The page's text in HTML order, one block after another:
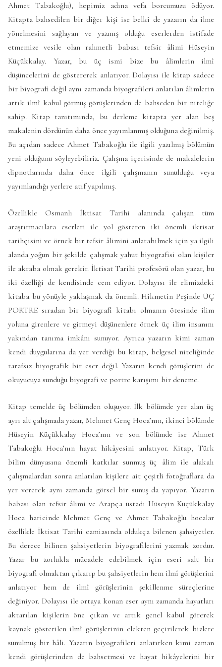
Ahmet Tabakoğlu), hepimiz adına vefa borcumuzu ödüyor.
Kitapta bahsedilen bir diğer kişi ise belki de yazarın da ilme
yönelmesini sağlayan ve yazmış olduğu eserlerden istifade
etmemize vesile olan rahmetli babası tefsir âlimi Hüseyin
Küçükkalay. Yazar, bu üç ismi bize bu âlimlerin ilmî
düşüncelerini de göstererek anlatıyor. Dolayısı ile kitap sadece
bir biyografi değil aynı zamanda biyografileri anlatılan âlimlerin
artık ilmî kabul görmüş görüşlerinden de bahseden bir niteliğe
sahip. Kitap tanıtımında, bu derleme kitapta yer alan beş
makalenin dördünün daha önce yayımlanmış olduğuna değinilmiş.
Bu açıdan sadece Ahmet Tabakoğlu ile ilgili yazılmış bölümün
yeni olduğunu söyleyebiliriz. Çalışma içerisinde de makalelerin
dipnotlarında daha önce ilgili çalışmanın sunulduğu veya
yayımlandığı yerlere atıf yapılmış.
Özellikle Osmanlı İktisat Tarihi alanında çalışan tüm
araştırmacılara eserleri ile yol gösteren iki önemli iktisat
tarihçisini ve örnek bir tefsir âlimini anlatabilmek için ya ilgili
alanda yoğun bir şekilde çalışmak yahut biyografisi olan kişiler
ile akraba olmak gerekir. İktisat Tarihi profesörü olan yazar, bu
iki özelliği de kendisinde cem ediyor. Dolayısı ile elimizdeki
kitaba bu yönüyle yaklaşmak da önemli. Hikmetin Peşinde ÜÇ
PORTRE sıradan bir biyografi kitabı olmanın ötesinde ilim
yoluna girenlere ve girmeyi düşünenlere örnek üç ilim insanını
yakından tanıma imkânı sunuyor. Ayrıca yazarın kimi zaman
kendi duygularına da yer verdiği bu kitap, belgesel niteliğinde
tarafsız biyografik bir eser değil. Yazarın kendi görüşlerini de
okuyucuya sunduğu biyografi ve portre karışımı bir deneme.
Kitap temelde üç bölümden oluşuyor. İlk bölümde yer alan üç
ayrı alt çalışmada yazar, Mehmet Genç Hoca’nın, ikinci bölümde
Hüseyin Küçükkalay Hoca’nın ve son bölümde ise Ahmet
Tabakoğlu Hoca’nın hayat hikâyesini anlatıyor. Kitap, Türk
bilim dünyasına önemli katkılar sunmuş üç âlim ile alakalı
çalışmalardan sonra anlatılan kişilere ait çeşitli fotoğraflara da
yer vererek aynı zamanda görsel bir sunuş da yapıyor. Yazarın
babası olan tefsir âlimi ve Arapça üstadı Hüseyin Küçükkalay
Hoca haricinde Mehmet Genç ve Ahmet Tabakoğlu hocalar
özellikle İktisat Tarihi camiasında oldukça bilenen şahsiyetler.
Bu derece bilinen şahsiyetlerin biyografilerini yazmak zordur.
Yazar bu zorlukla mücadele edebilmek için eseri salt bir
biyografi olmaktan çıkarıp bu şahsiyetlerin hem ilmî görüşlerini
anlatıyor hem de ilmî görüşlerinin şekillenme süreçlerine
değiniyor. Dolayısı ile ortaya konan eser aynı zamanda hayatları
aktarılan kişilerin öne çıkan ve artık genel kabul görerek
kaynak gösterilen ilmî görüşlerinin elekten geçirilerek bizlere
sunulmuş bir hâli. Yazarın biyografileri anlatırken kimi zaman
kendi görüşlerinden de bahsetmesi ve hayat hikâyelerini bir